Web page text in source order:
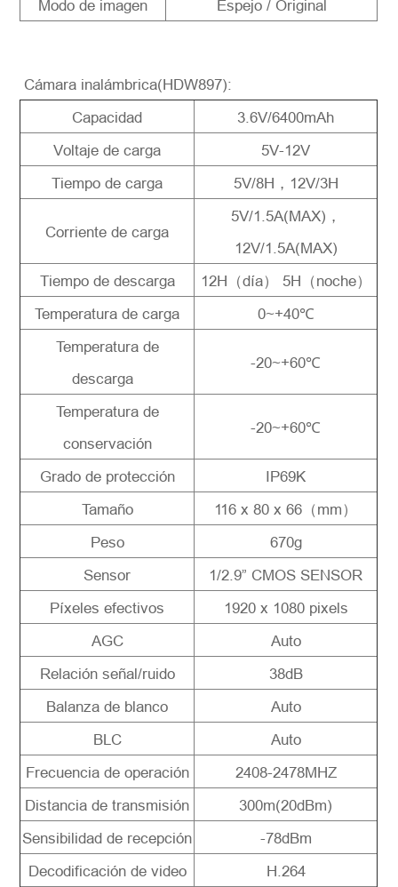
Modo de imagen
Espejo / Original
Cámara inalámbrica(HDW897):
Capacidad
3.6V/6400mAh
Voltaje de carga
5V-12V
Tiempo de carga
5V/8H，12V/3H
Corriente de carga
5V/1.5A(MAX)，
12V/1.5A(MAX)
Tiempo de descarga
12H（día） 5H（noche）
Temperatura de carga
0~+40℃
Temperatura de
descarga
-20~+60℃
Temperatura de
conservación
-20~+60℃
Grado de protección
IP69K
Tamaño
116 x 80 x 66（mm）
Peso
670g
Sensor
1/2.9” CMOS SENSOR
Píxeles efectivos
1920 x 1080 pixels
AGC
Auto
Relación señal/ruido
38dB
Balanza de blanco
Auto
BLC
Auto
Frecuencia de operación
2408-2478MHZ
Distancia de transmisión
300m(20dBm)
Sensibilidad de recepción
-78dBm
Decodificación de video
H.264